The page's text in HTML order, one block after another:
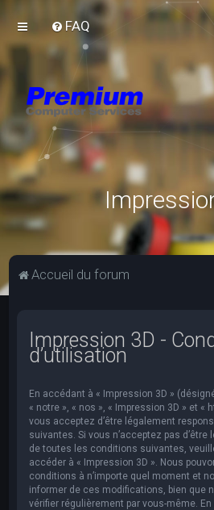
FAQ
Accueil du forum
Impression 3D -
d’utilisation
En accédant à « Impression 3D »
« notre », « nos », « Impression 3D » et «
vous acceptez d’être légalement
suivantes. Si vous n’acceptez pas
de toutes les conditions suivantes,
accéder à « Impression 3D ». Nous
conditions à n’importe quel moment et
informer de ces modifications, bien que
vérifier régulièrement par vous-même.